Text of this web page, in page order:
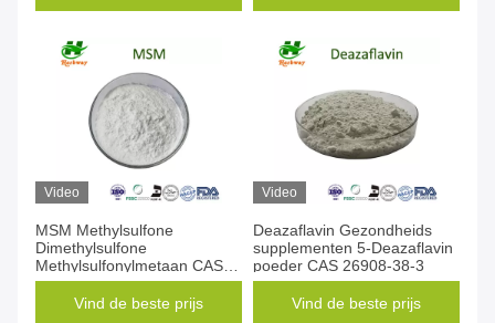
Video
MSM Methylsulfone
Dimethylsulfone
Methylsulfonylmetaan CAS
67-71-0
Vind de beste prijs
Video
Deazaflavin Gezondheids
supplementen 5-Deazaflavin
poeder CAS 26908-38-3
Vind de beste prijs